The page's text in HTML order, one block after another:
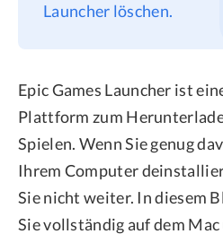
Launcher löschen.
Epic Games Launcher ist
Plattform zum
Spielen. Wenn Sie genug
Ihrem Computer
Sie nicht weiter. In diesem
Sie vollständig auf dem Mac